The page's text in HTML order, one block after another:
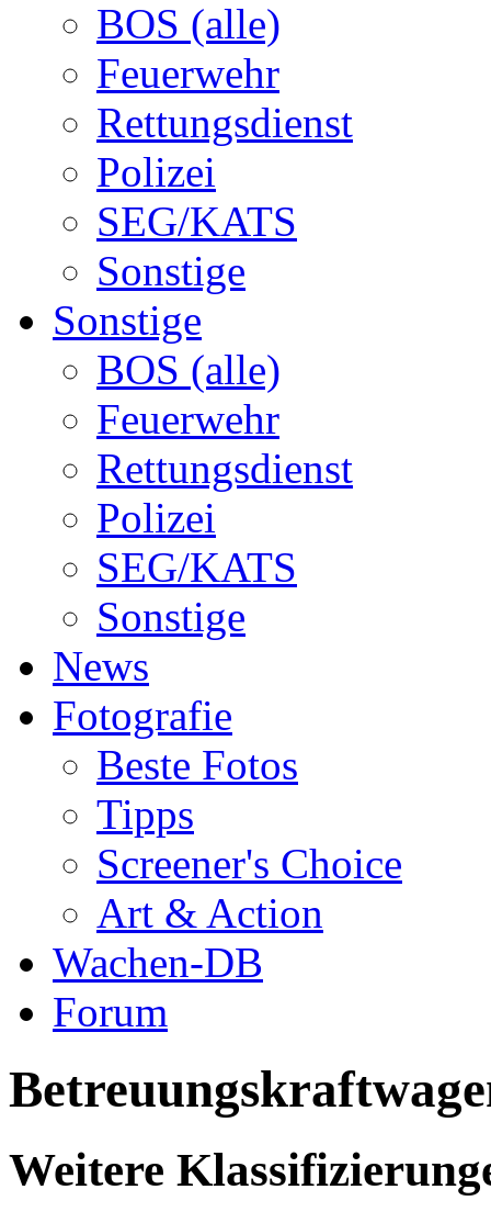
BOS (alle)
Feuerwehr
Rettungsdienst
Polizei
SEG/KATS
Sonstige
Sonstige
BOS (alle)
Feuerwehr
Rettungsdienst
Polizei
SEG/KATS
Sonstige
News
Fotografie
Beste Fotos
Tipps
Screener's Choice
Art & Action
Wachen-DB
Forum
Weitere